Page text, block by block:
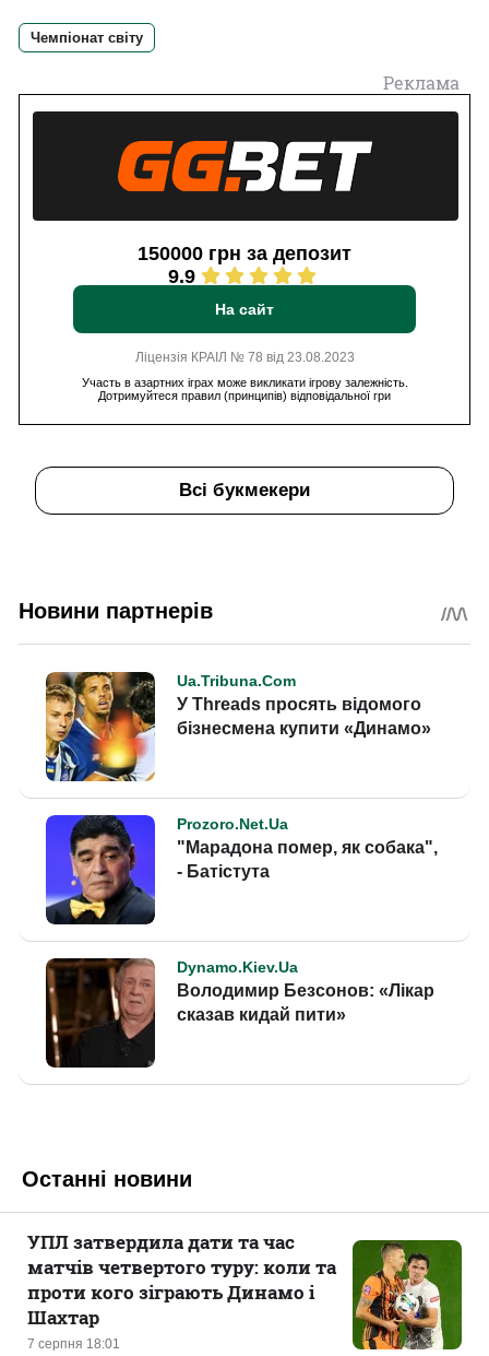
Чемпіонат світу
Реклама
150000 грн за депозит
9.9
На сайт
Ліцензія КРАІЛ № 78 від 23.08.2023
Участь в азартних іграх може викликати ігрову залежність.
Дотримуйтеся правил (принципів) відповідальної гри
Всі букмекери
Останні новини
7 серпня 18:01
УПЛ затвердила дати та час
матчів четвертого туру: коли та
проти кого зіграють Динамо і
Шахтар